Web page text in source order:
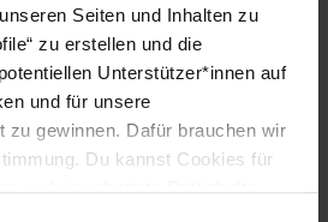
Seiten und Inhalten zu
zu erstellen und die
Unterstützer*innen auf
und für unsere
zu gewinnen. Dafür brauchen wir
Du kannst Cookies für
Menschenrechtsverletzungen an